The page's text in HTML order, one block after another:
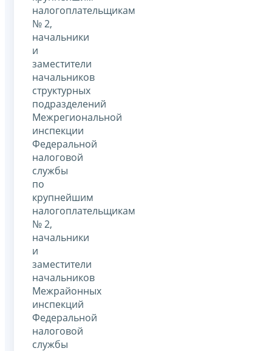
налогоплательщикам
№ 2,
начальники
и
заместители
начальников
структурных
подразделений
Межрегиональной
инспекции
Федеральной
налоговой
службы
по
крупнейшим
налогоплательщикам
№ 2,
начальники
и
заместители
начальников
Межрайонных
инспекций
Федеральной
налоговой
службы